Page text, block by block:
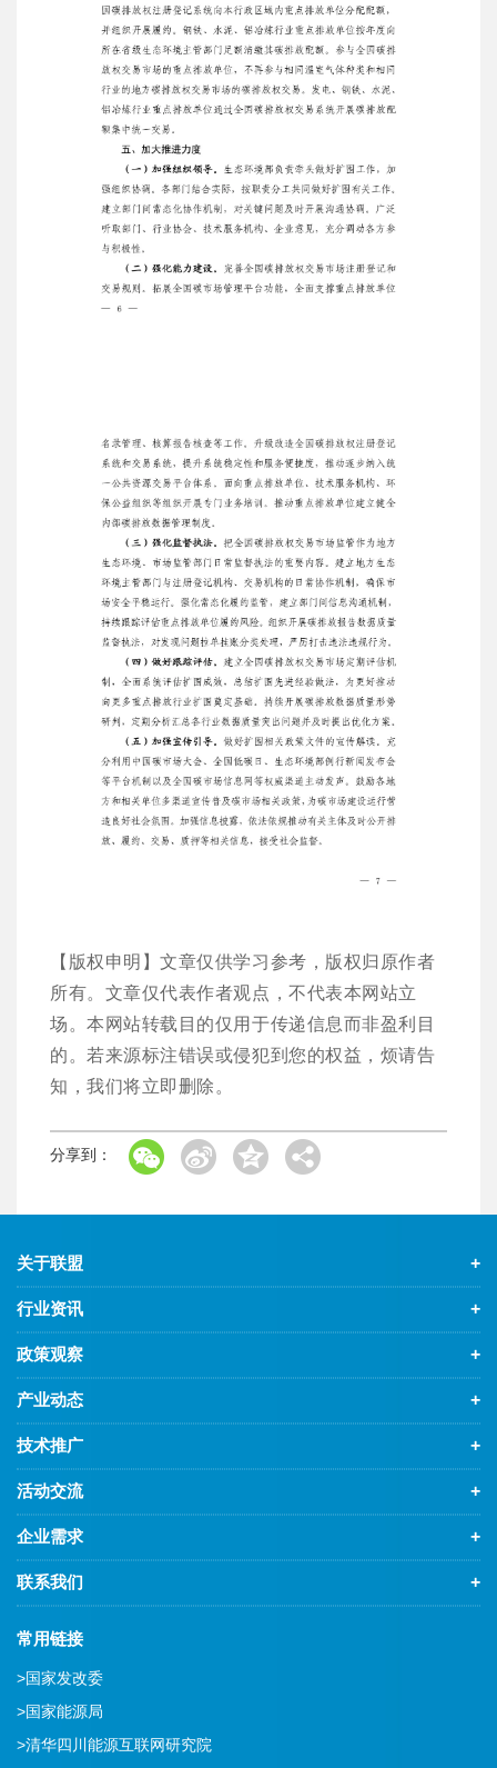
【版权申明】文章仅供学习参考，版权归原作者
所有。文章仅代表作者观点，不代表本网站立
场。本网站转载目的仅用于传递信息而非盈利目
的。若来源标注错误或侵犯到您的权益，烦请告
知，我们将立即删除。
分享到：
+
关于联盟
+
行业资讯
+
政策观察
+
产业动态
+
技术推广
+
活动交流
+
企业需求
+
联系我们
常用链接
>国家发改委
>国家能源局
>清华四川能源互联网研究院